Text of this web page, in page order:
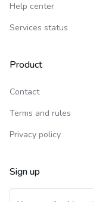
Help center
Services status
Product
Contact
Terms and rules
Privacy policy
Sign up